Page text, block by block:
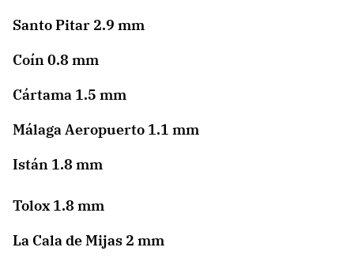
Santo Pitar 2.9 mm
Coín 0.8 mm
Cártama 1.5 mm
Málaga Aeropuerto 1.1 mm
Istán 1.8 mm
Tolox 1.8 mm
La Cala de Mijas 2 mm